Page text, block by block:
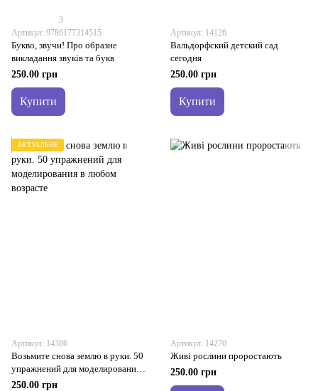
3
Артикул: 9786177314515
Букво, звучи! Про образне
викладання звуків та букв
250.00 грн
Купити
Артикул: 14126
Вальдорфский детский сад
сегодня
250.00 грн
Купити
АКТУАЛЬНЕ
Артикул: 14386
Возьмите снова землю в руки. 50
упражнений для моделирования в
любом возрасте
250.00 грн
Артикул: 14270
Живі рослини проростають
250.00 грн